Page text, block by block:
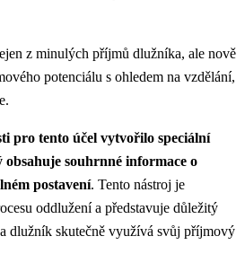
z minulých příjmů dlužníka, ale nově
potenciálu s ohledem na vzdělání,
pro tento účel vytvořilo speciální
souhrnné informace o
postavení. Tento nástroj je
oddlužení a představuje důležitý
dlužník skutečně využívá svůj příjmový